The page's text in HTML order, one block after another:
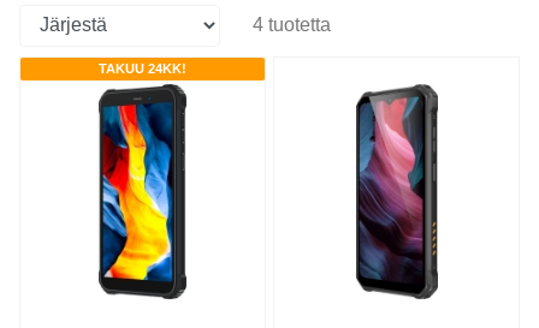
4 tuotetta
TAKUU 24KK!